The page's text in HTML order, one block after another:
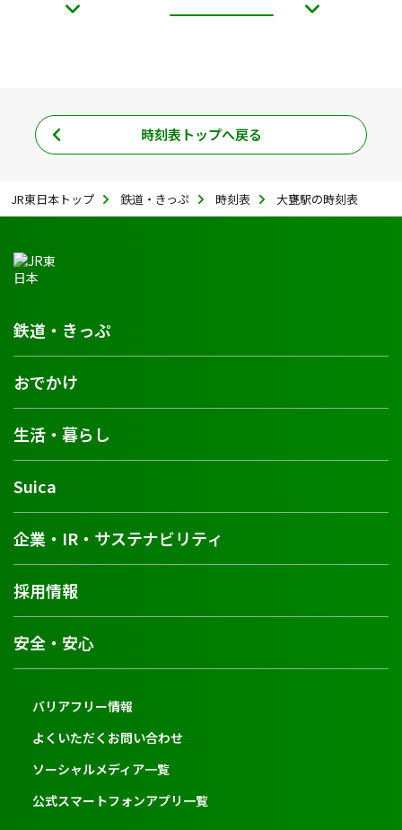
時刻表トップへ戻る
JR東日本トップ 鉄道・きっぷ 時刻表 大甕駅の時刻表
鉄道・きっぷ
おでかけ
生活・暮らし
Suica
企業・IR・サステナビリティ
採用情報
安全・安心
バリアフリー情報
よくいただくお問い合わせ
ソーシャルメディア一覧
公式スマートフォンアプリ一覧